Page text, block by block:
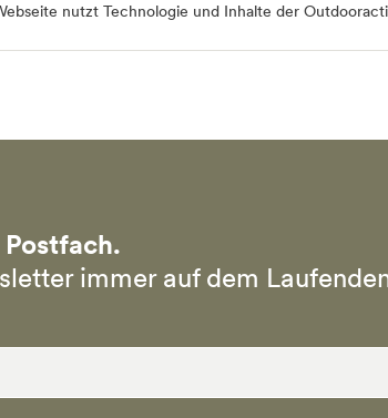
nutzt Technologie und Inhalte der
Postfach.
immer auf dem